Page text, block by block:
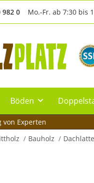
982 0 Mo.-Fr. ab 7:30 bis
Böden
von Experten
Bauholz